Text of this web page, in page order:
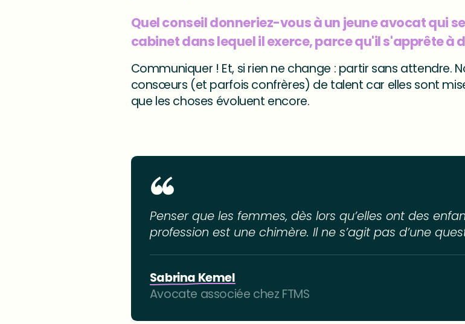
Quel conseil donneriez-vous à un jeune avocat qui
cabinet dans lequel il exerce, parce qu'il s'apprête à
Communiquer ! Et, si rien ne change : partir sans attendre.
consœurs (et parfois confrères) de talent car elles sont
que les choses évoluent encore.
Penser que les femmes, dès lors qu’elles ont des
profession est une chimère. Il ne s’agit pas d’une
Sabrina Kemel
Avocate associée chez FTMS